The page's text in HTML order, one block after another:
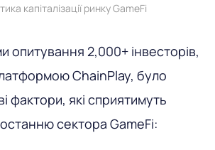
капіталізації ринку GameFi
опитування 2,000+ інвесторів,
ChainPlay, було
фактори, які сприятимуть
сектора GameFi: